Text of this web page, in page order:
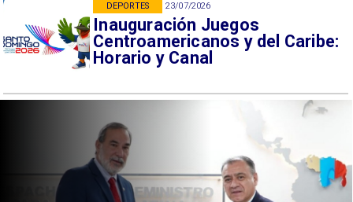
23/07/2026
Inauguración Juegos
Centroamericanos y del Caribe:
Horario y Canal
DEPORTES